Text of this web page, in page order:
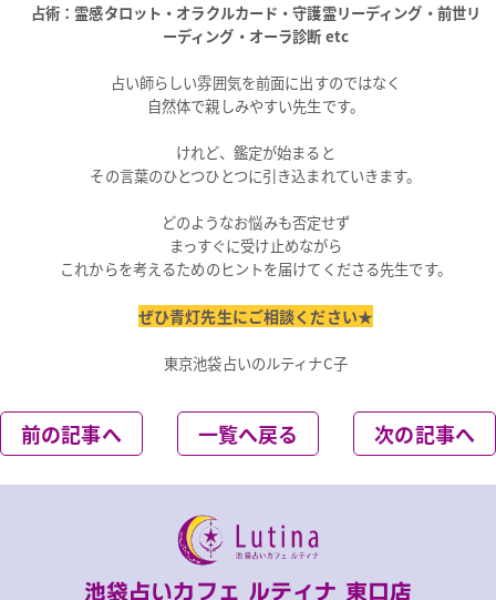
占術：霊感タロット・オラクルカード・守護霊リーディング・前世リ
ーディング・オーラ診断 etc
占い師らしい雰囲気を前面に出すのではなく
自然体で親しみやすい先生です。
けれど、鑑定が始まると
その言葉のひとつひとつに引き込まれていきます。
どのようなお悩みも否定せず
まっすぐに受け止めながら
これからを考えるためのヒントを届けてくださる先生です。
ぜひ青灯先生にご相談ください★
東京池袋占いのルティナC子
前の記事へ 一覧へ戻る 次の記事へ
池袋占いカフェ ルティナ 東口店